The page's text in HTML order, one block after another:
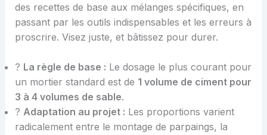
des recettes de base aux mélanges spécifiques, en
passant par les outils indispensables et les erreurs à
proscrire. Visez juste, et bâtissez pour durer.
? La règle de base : Le dosage le plus courant pour
un mortier standard est de 1 volume de ciment pour
3 à 4 volumes de sable.
?️ Adaptation au projet : Les proportions varient
radicalement entre le montage de parpaings, la